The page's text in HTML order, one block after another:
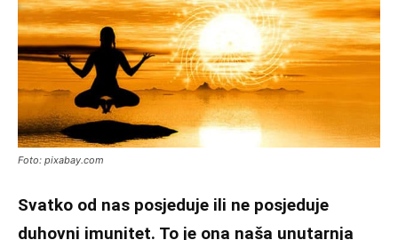
Foto: pixabay.com
Svatko od nas posjeduje ili ne posjeduje
duhovni imunitet. To je ona naša unutarnja